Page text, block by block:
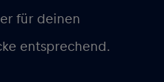
für deinen
entsprechend.